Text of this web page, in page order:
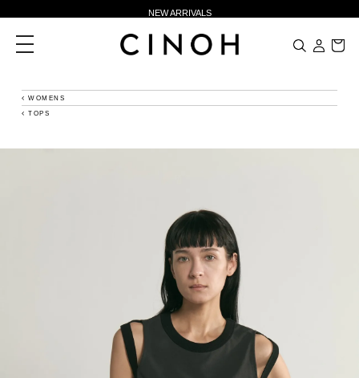
NEW ARRIVALS
新規会員登録500ポイントプレゼント
夏季休業に伴う一部業務休業のお知らせ
toggle
navigation
WOMENS
TOPS